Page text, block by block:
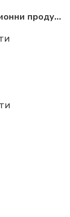
Италиански регионални традиционни продукти